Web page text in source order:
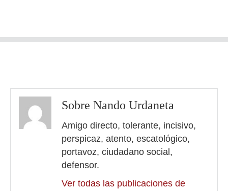
Sobre Nando Urdaneta
Amigo directo, tolerante, incisivo,
perspicaz, atento, escatológico,
portavoz, ciudadano social,
defensor.
Ver todas las publicaciones de